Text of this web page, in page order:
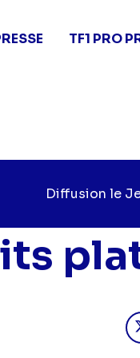
TF1 PRO
Diffusion le